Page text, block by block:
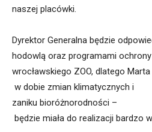
naszej placówki.
Dyrektor Generalna będzie
hodowlą oraz programami ochrony
wrocławskiego ZOO, dlatego Marta
w dobie zmian klimatycznych i
zaniku bioróżnorodności –
będzie miała do realizacji bardzo